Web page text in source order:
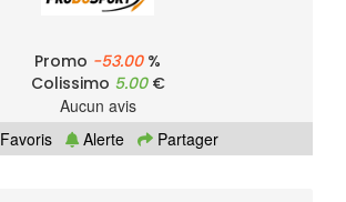
Promo -53.00%
Colissimo 5.00€
Aucun avis
Favoris
Alerte Partager